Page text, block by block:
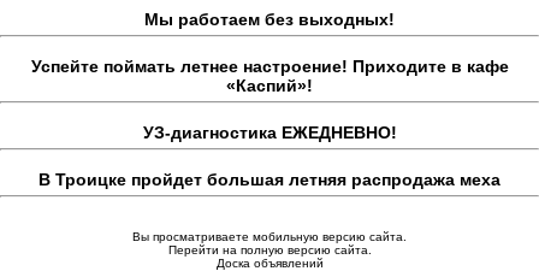
Мы работаем без выходных!
Успейте поймать летнее настроение! Приходите в кафе
«Каспий»!
УЗ-диагностика ЕЖЕДНЕВНО!
В Троицке пройдет большая летняя распродажа меха
Вы просматриваете мобильную версию сайта.
Перейти на полную версию сайта.
Доска объявлений